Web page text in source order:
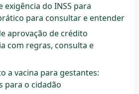
do INSS para
para consultar e entender
aprovação de crédito
com regras, consulta e
a vacina para gestantes:
para o cidadão